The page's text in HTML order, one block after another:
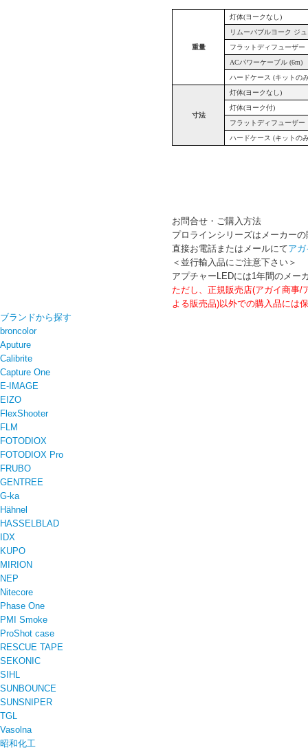
重量
灯体(ヨークなし )
リムーバブルヨーク ジ
フラットディフューザー
ACパワーケーブル(6m)
ハードケース (キットの
寸法
灯体(ヨークなし )
灯体(ヨーク付)
フラットディフューザー
ハードケース (キットの
お問合せ・ご購入方法
プロラインシリーズはメーカー
直接お電話またはメールにてア
＜並行輸入品にご注意下さい＞
アプチャーLEDには1年間のメー
ただし、正規販売店(アガイ商事/
よる販売品)以外での購入品には
ブランドから探す
broncolor
Aputure
Calibrite
Capture One
E-IMAGE
EIZO
FlexShooter
FLM
FOTODIOX
FOTODIOX Pro
FRUBO
GENTREE
G-ka
Hähnel
HASSELBLAD
IDX
KUPO
MIRION
NEP
Nitecore
Phase One
PMI Smoke
ProShot case
RESCUE TAPE
SEKONIC
SIHL
SUNBOUNCE
SUNSNIPER
TGL
Vasolna
昭和化工